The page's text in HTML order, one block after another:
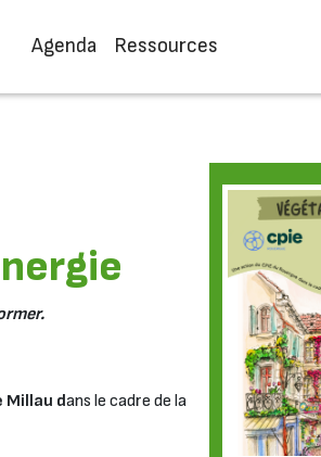
Agenda Ressources
Millau dans le cadre de la